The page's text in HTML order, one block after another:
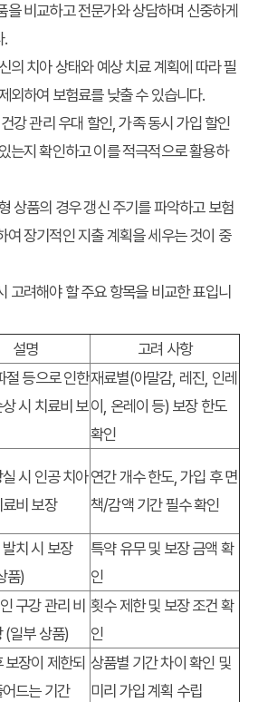
을 비교하고 전문가와 상담하며 신중하게
.
의 치아 상태와 예상 치료 계획에 따라 필
외하여 보험료를 낮출 수 있습니다.
건강 관리 우대 할인, 가족 동시 가입 할인
는지 확인하고 이를 적극적으로 활용하
상품의 경우 갱신 주기를 파악하고 보험
여 장기적인 지출 계획을 세우는 것이 중
고려해야 할 주요 항목을 비교한 표입니
설명 고려 사항
절 등으로 인한
시 치료비 보
재료별(아말감, 레진, 인레
이, 온레이 등) 보장 한도
확인
시 인공 치아
비 보장
연간 개수 한도, 가입 후 면
책/감액 기간 필수 확인
치 시 보장
품)
특약 유무 및 보장 금액 확
인
구강 관리 비
(일부 상품)
횟수 제한 및 보장 조건 확
인
보장이 제한되
드는 기간
상품별 기간 차이 확인 및
미리 가입 계획 수립